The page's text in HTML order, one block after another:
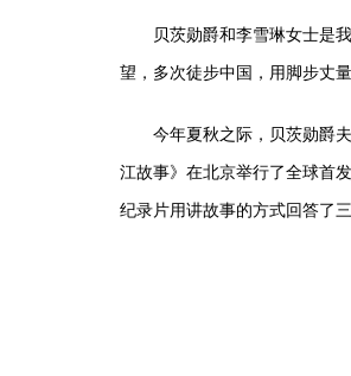
贝茨勋爵和李雪琳女士是我
望，多次徒步中国，用脚步丈
今年夏秋之际，贝茨勋爵夫
江故事》在北京举行了全球首
纪录片用讲故事的方式回答了